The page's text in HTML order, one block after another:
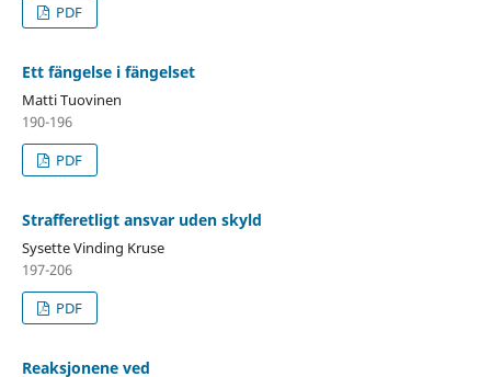
PDF
Ett fängelse i fängelset
Matti Tuovinen
190-196
PDF
Strafferetligt ansvar uden skyld
Sysette Vinding Kruse
197-206
PDF
Reaksjonene ved